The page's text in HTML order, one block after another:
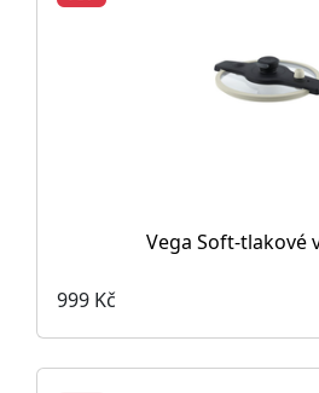
Vega Soft-tlakové
999 Kč